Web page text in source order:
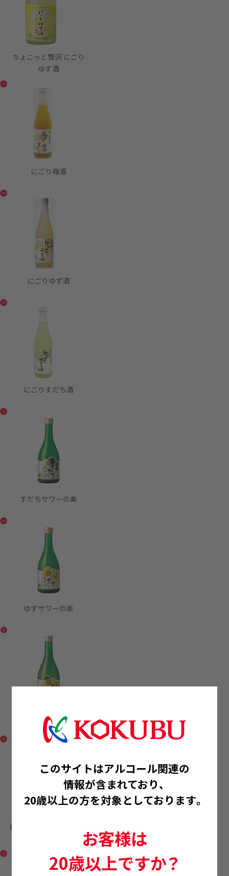
このサイトはアルコール関連の
情報が含まれており、
20歳以上の方を対象としております。
お客様は
20歳以上ですか？
ちょこっと贅沢 にごり
ゆず酒
にごり梅酒
にごりゆず酒
にごりすだち酒
すだちサワーの素
ゆずサワーの素
青みかんサワーの素
長期熟成梅酒 神領 梅